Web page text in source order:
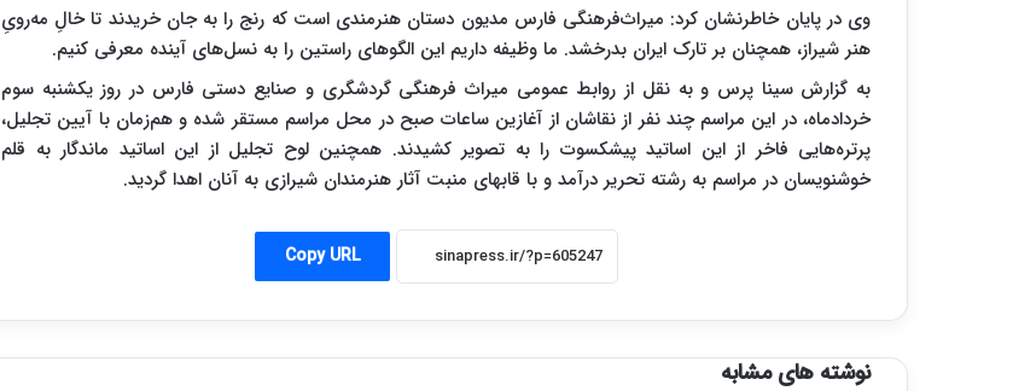
وی در پایان خاطرنشان کرد: میراث‌فرهنگی فارس مدیون دستان هنرمندی است که رنج را به جان خریدند تا خالِ مه‌رویِ
هنر شیراز، همچنان بر تارک ایران بدرخشد. ما وظیفه داریم این الگوهای راستین را به نسل‌های آینده معرفی کنیم.
به گزارش سینا پرس و به نقل از روابط عمومی میراث فرهنگی گردشگری و صنایع دستی فارس در روز یکشنبه سوم
خردادماه، در این مراسم چند نفر از نقاشان از آغازین ساعات صبح در محل مراسم مستقر شده و هم‌زمان با آیین تجلیل،
پرتره‌هایی فاخر از این اساتید پیشکسوت را به تصویر کشیدند. همچنین لوح تجلیل از این اساتید ماندگار به قلم
خوشنویسان در مراسم به رشته تحریر درآمد و با قابهای منبت آثار هنرمندان شیرازی به آنان اهدا گردید.
Copy URL
نوشته های مشابه